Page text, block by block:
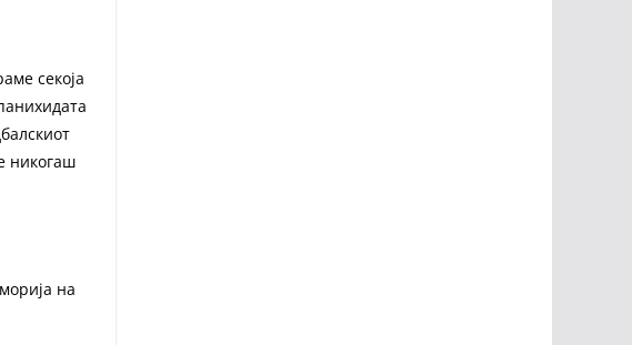
секоја
никогаш
на